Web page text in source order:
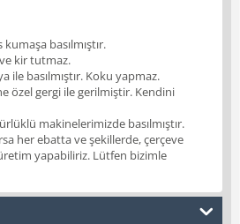
basılmıştır.
kir tutmaz.
ile basılmıştır. Koku yapmaz.
özel gergi ile gerilmiştir. Kendini
makinelerimizde basılmıştır.
her ebatta ve şekillerde, çerçeve
yapabiliriz. Lütfen bizimle